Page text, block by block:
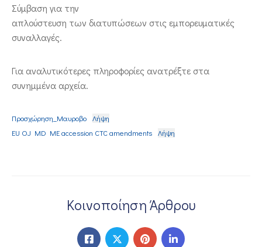
Σύμβαση για την
απλούστευση των διατυπώσεων στις εμπορευματικές
συναλλαγές.
Για αναλυτικότερες πληροφορίες ανατρέξτε στα
συνημμένα αρχεία.
Προσχώρηση_Μαυροβο
Λήψη
EU OJ MD ME accession CTC amendments
Λήψη
Κοινοποίηση Άρθρου